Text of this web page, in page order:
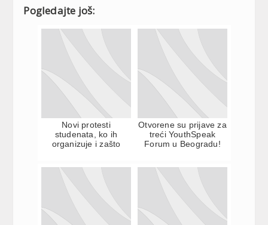
Pogledajte još:
Novi protesti
studenata, ko ih
organizuje i zašto
Otvorene su prijave za
treći YouthSpeak
Forum u Beogradu!